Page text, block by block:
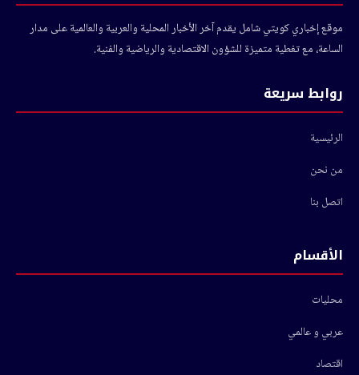
موقع إخباري كويتي شامل يقدم آخر الأخبار المحلية والعربية والعالمية على مدار
الساعة، مع تغطية متميزة للشؤون الاقتصادية والرياضية والفنية.
روابط سريعة
الرئيسية
من نحن
اتصل بنا
الأقسام
محليات
عربي و عالمي
اقتصاد